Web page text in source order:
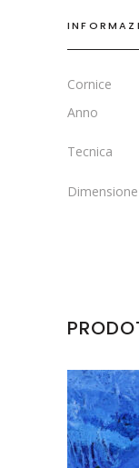
Cornice
Anno
Tecnica
Dimensione